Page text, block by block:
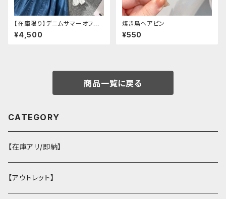
【在庫限り】デニムサマーオフシ
ョルダーワンピース（ミニ丈
¥4,500
焼き鳥ヘアピン
¥550
商品一覧に戻る
CATEGORY
【在庫アリ/即納】
【アウトレット】